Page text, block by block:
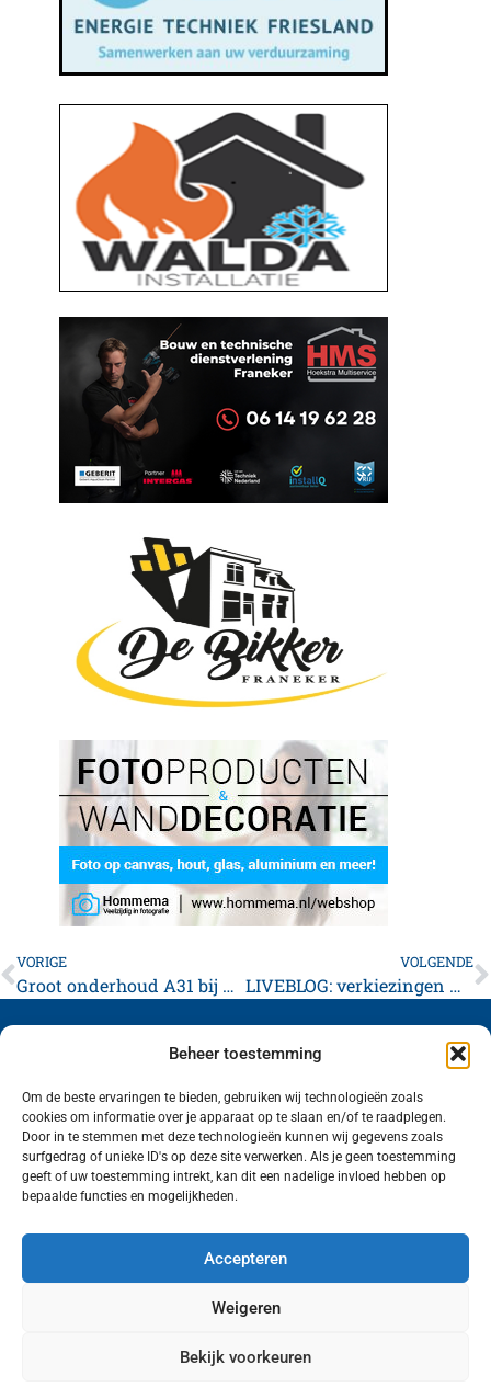
Beheer toestemming
Om de beste ervaringen te bieden, gebruiken wij technologieën zoals
cookies om informatie over je apparaat op te slaan en/of te raadplegen.
Door in te stemmen met deze technologieën kunnen wij gegevens zoals
surfgedrag of unieke ID's op deze site verwerken. Als je geen toestemming
geeft of uw toestemming intrekt, kan dit een nadelige invloed hebben op
bepaalde functies en mogelijkheden.
Accepteren
Weigeren
Bekijk voorkeuren
VORIGE
Groot onderhoud A31 bij Franeker: afsluitingen en hinder tot begin december
VOLGENDE
LIVEBLOG: verkiezingen Waadhoeke
Volg ons (hierboven) op social media!
Wij van FranekerActueel.nl verzorgen het nieuws